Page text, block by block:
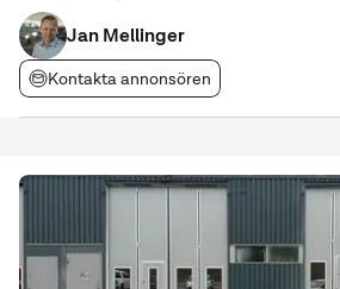
Jan Mellinger
Kontakta annonsören